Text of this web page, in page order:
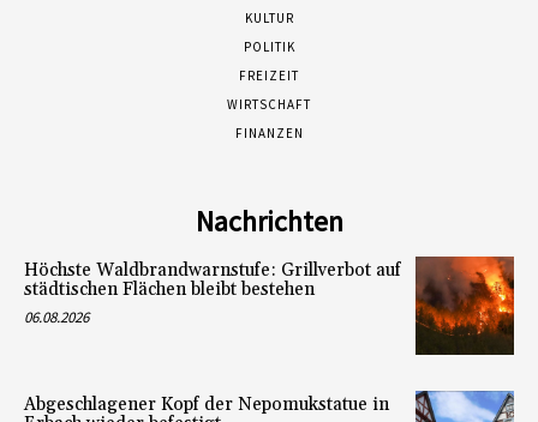
KULTUR
POLITIK
FREIZEIT
WIRTSCHAFT
FINANZEN
Nachrichten
Höchste Waldbrandwarnstufe: Grillverbot auf
städtischen Flächen bleibt bestehen
06.08.2026
Abgeschlagener Kopf der Nepomukstatue in